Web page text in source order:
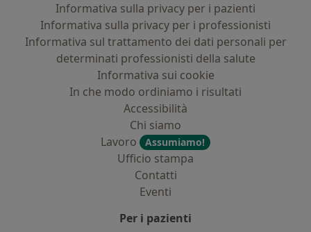
Informativa sulla privacy per i pazienti
Informativa sulla privacy per i professionisti
Informativa sul trattamento dei dati personali per
determinati professionisti della salute
Informativa sui cookie
In che modo ordiniamo i risultati
Accessibilità
Chi siamo
Lavoro
Assumiamo!
Ufficio stampa
Contatti
Eventi
Per i pazienti